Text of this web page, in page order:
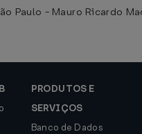
Paulo - Mauro Ricardo
PRODUTOS E
SERVIÇOS
Banco de Dados